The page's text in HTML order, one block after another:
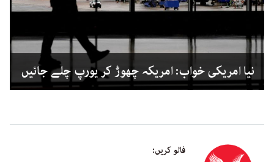
نیا امریکی خواب: امریکہ چھوڑ کر یورپ چلے جائیں
فالو کریں: